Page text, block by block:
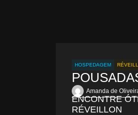
HOSPEDAGEM
Amanda de
ENCONTRE
RÉVEILLON